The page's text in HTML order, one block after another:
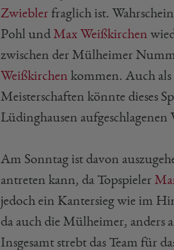
Zwiebler fraglich ist.
Pohl und Max Weißkirchen
zwischen der Mülheimer
Weißkirchen kommen. Auch als
Meisterschaften könnte dieses
Lüdinghausen aufgeschlagenen
Am Sonntag ist davon
antreten kann, da Topspieler
jedoch ein Kantersieg wie im
da auch die Mülheimer, anders
Insgesamt strebt das Team für